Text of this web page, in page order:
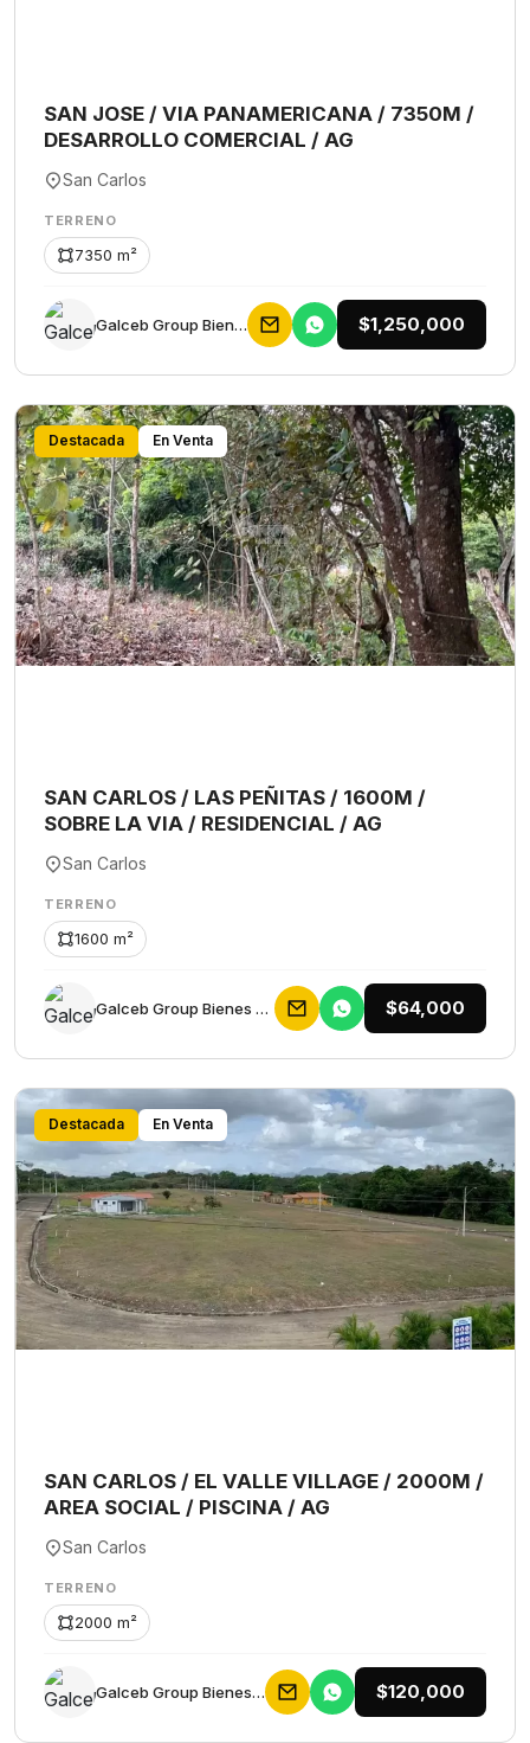
SAN JOSE / VIA PANAMERICANA / 7350M /
DESARROLLO COMERCIAL / AG
San Carlos
TERRENO
7350 m²
Galceb Group Bienes Raices $1,250,000
Destacada En Venta
SAN CARLOS / LAS PEÑITAS / 1600M /
SOBRE LA VIA / RESIDENCIAL / AG
San Carlos
TERRENO
1600 m²
Galceb Group Bienes Raices $64,000
Destacada En Venta
SAN CARLOS / EL VALLE VILLAGE / 2000M /
AREA SOCIAL / PISCINA / AG
San Carlos
TERRENO
2000 m²
Galceb Group Bienes Raices $120,000